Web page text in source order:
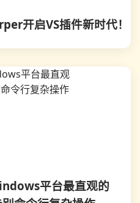
开启VS插件新时代！
平台最直观的